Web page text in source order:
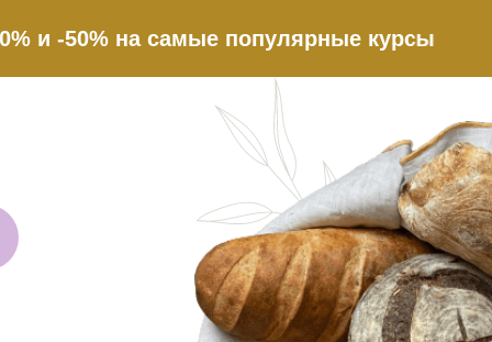
на самые популярные курсы
почта ВКонтакте
Выберите удобный способ связи:
со службой